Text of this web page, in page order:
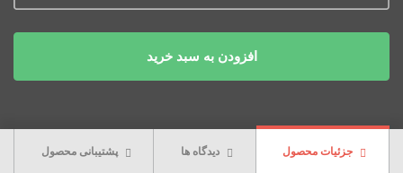
افزودن به سبد خرید
جزئیات محصول دیدگاه ها پشتیبانی محصول